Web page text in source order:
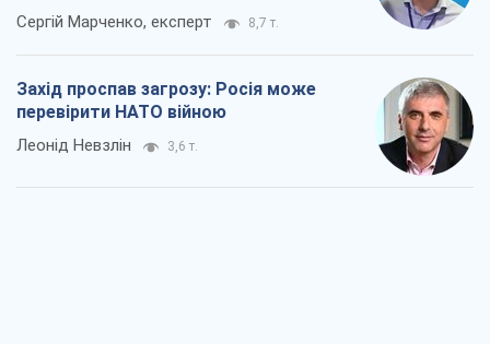
Сергій Марченко, експерт 8,7 т.
Захід проспав загрозу: Росія може
перевірити НАТО війною
Леонід Невзлін 3,6 т.